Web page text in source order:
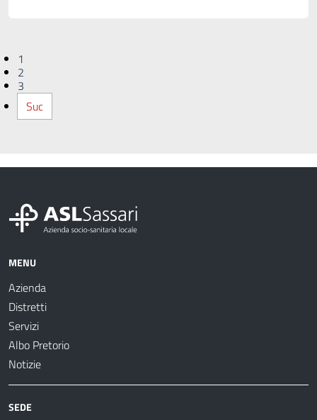
1
2
3
Suc
MENU
Azienda
Distretti
Servizi
Albo Pretorio
Notizie
SEDE